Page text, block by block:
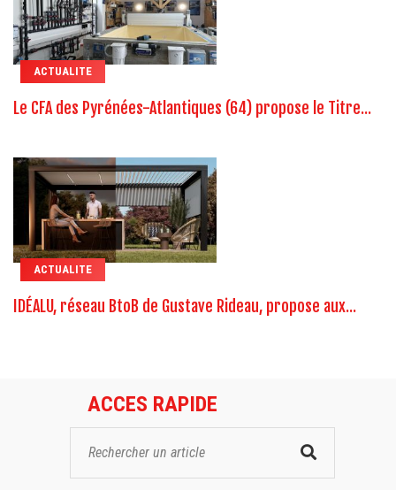
ACTUALITE
Le CFA des Pyrénées-Atlantiques (64) propose le Titre...
ACTUALITE
IDÉALU, réseau BtoB de Gustave Rideau, propose aux...
ACCES RAPIDE